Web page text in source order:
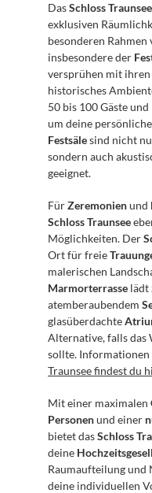
Das Schloss Traunsee
exklusiven
besonderen
insbesondere der
versprühen mit
historisches
50 bis 100 Gäste
Festsäle sind nicht
sondern auch
geeignet.
Für Zeremonien und
Schloss Traunsee
Möglichkeiten. Der
Ort für freie
malerischen
Marmorterrasse lädt
atemberaubendem
glasüberdachte
Alternative, falls das
sollte.
Traunsee findest du
Mit einer maximalen
Personen und einer
bietet das Schloss
deine
Raumaufteilung und
deine individuellen